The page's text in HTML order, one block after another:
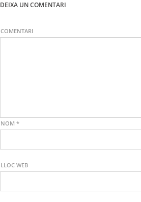
DEIXA UN COMENTARI
COMENTARI
NOM *
LLOC WEB